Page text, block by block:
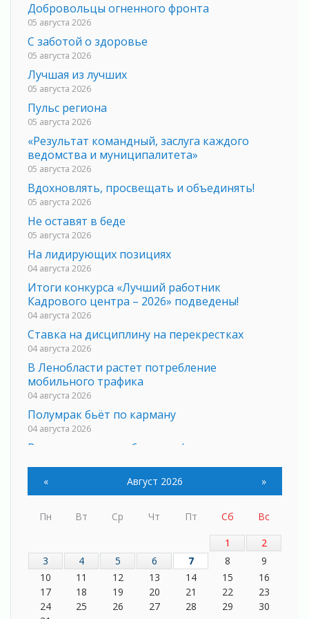
Добровольцы огненного фронта
05 августа 2026
С заботой о здоровье
05 августа 2026
Лучшая из лучших
05 августа 2026
Пульс региона
05 августа 2026
«Результат командный, заслуга каждого
ведомства и муниципалитета»
05 августа 2026
Вдохновлять, просвещать и объединять!
05 августа 2026
Не оставят в беде
05 августа 2026
На лидирующих позициях
04 августа 2026
Итоги конкурса «Лучший работник
Кадрового центра – 2026» подведены!
04 августа 2026
Ставка на дисциплину на перекрестках
04 августа 2026
В Ленобласти растет потребление
мобильного трафика
04 августа 2026
Полумрак бьёт по карману
04 августа 2026
Вниманию автомобилистов!
Память, сталь и музыка
04 августа 2026
Регион готовится к выборам
Никакого принуждения, только письменное
согласие
04 августа 2026
Без риска для здоровья и кошелька
04 августа 2026
« Август 2026 »
Пн Вт Ср Чт Пт Сб
Вс
1
2
3
4 5 6 7 8
9
10
11 12 13 14 15
16
17
18 19 20 21 22
23
24
25 26 27 28 29
30